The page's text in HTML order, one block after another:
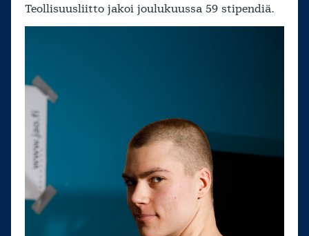
Teollisuusliitto jakoi joulukuussa 59 stipendiä.